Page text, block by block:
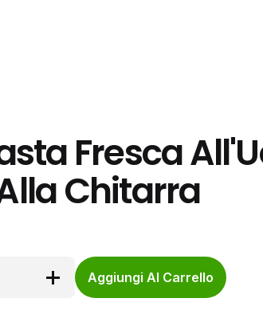
Fresca
Chitarra
Aggiungi Al Carrello